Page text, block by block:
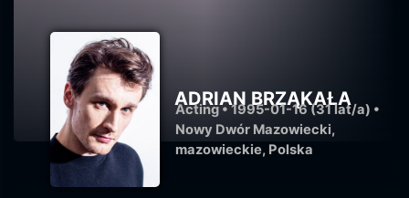
ADRIAN BRZĄKAŁA
Acting • 1995-01-16 (31 lat/a) •
Nowy Dwór Mazowiecki,
mazowieckie, Polska